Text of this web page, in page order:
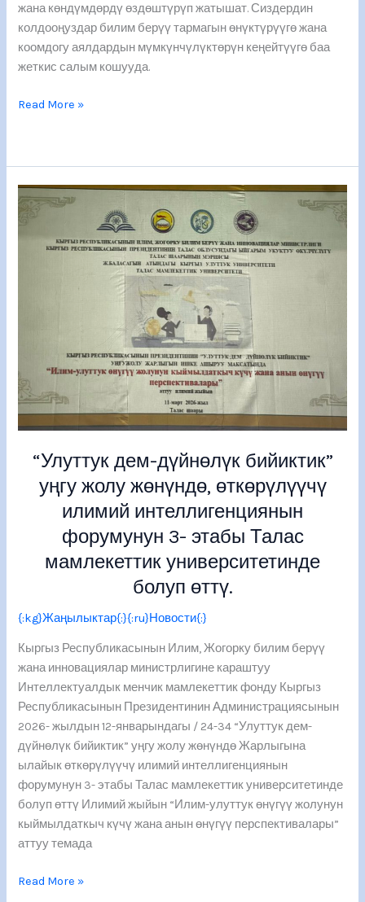
жана көндүмдөрдү өздөштүрүп жатышат. Сиздердин
колдооңуздар билим берүү тармагын өнүктүрүүгө жана
коомдогу аялдардын мүмкүнчүлүктөрүн кеңейтүүгө баа
жеткис салым кошууда.
Read More »
“Улуттук дем-дүйнөлүк бийиктик”
уңгу жолу жөнүндө, өткөрүлүүчү
илимий интеллигенциянын
форумунун 3- этабы Талас
мамлекеттик университетинде
болуп өттү.
{:kg}Жаңылыктар{:}{:ru}Новости{:}
Кыргыз Республикасынын Илим, Жогорку билим берүү
жана инновациялар министрлигине караштуу
Интеллектуалдык менчик мамлекеттик фонду Кыргыз
Республикасынын Президентинин Администрациясынын
2026- жылдын 12-январындагы / 24-34 “Улуттук дем-
дүйнөлүк бийиктик” уңгу жолу жөнүндө Жарлыгына
ылайык өткөрүлүүчү илимий интеллигенциянын
форумунун 3- этабы Талас мамлекеттик университетинде
болуп өттү Илимий жыйын “Илим-улуттук өнүгүү жолунун
кыймылдаткыч күчү жана анын өнүгүү перспективалары”
аттуу темада
“Улуттук
дем-
бийиктик”
интеллигенциянын
форумунун
3-
этабы
мамлекеттик
университетинде
Read More »